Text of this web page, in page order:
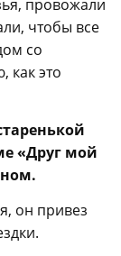
провожали
чтобы все
со
как это
«Друг мой
он привез